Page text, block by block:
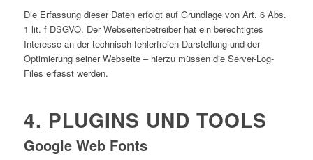
Die Erfassung dieser Daten erfolgt auf Grundlage von Art. 6 Abs.
1 lit. f DSGVO. Der Webseitenbetreiber hat ein berechtigtes
Interesse an der technisch fehlerfreien Darstellung und der
Optimierung seiner Webseite – hierzu müssen die Server-Log-
Files erfasst werden.
4. PLUGINS UND TOOLS
Google Web Fonts